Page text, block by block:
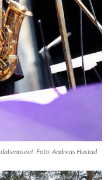
Foto: Andreas Hustad